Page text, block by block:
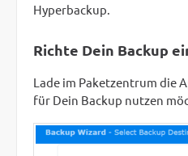
Hyperbackup.
Richte Dein Backup
Lade im Paketzentrum die
für Dein Backup nutzen